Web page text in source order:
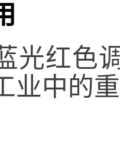
光红色
业中的